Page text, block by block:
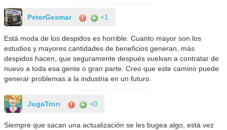
PeterGesmar +1
Está moda de los despidos es horrible. Cuanto mayor son los
estudios y mayores cantidades de beneficios generan, más
despidos hacen, que seguramente después vuelvan a contratar de
nuevo a toda esa gente o gran parte. Creo que este camino puede
generar problemas a la industria en un futuro.
JugaTron +0
Siempre que sacan una actualización se les bugea algo, está vez